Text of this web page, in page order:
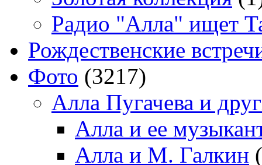
Радио "Алла" ищет
Рождественские
Фото (3217)
Алла Пугачева и
Алла и ее
Алла и М. Галкин